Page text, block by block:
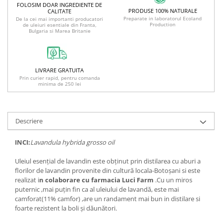
FOLOSIM DOAR INGREDIENTE DE
CALITATE
De la cei mai importanti producatori
de uleiuri esentiale din Franta,
Bulgaria si Marea Britanie
PRODUSE 100% NATURALE
Preparate in laboratorul Ecoland
Production
LIVRARE GRATUITA
Prin curier rapid, pentru comanda
minima de 250 lei
Descriere
INCI:Lavandula hybrida grosso oil
Uleiul esențial de lavandin este obținut prin distilarea cu aburi a
florilor de lavandin provenite din cultură locala-Botoșani si este
realizat in colaborare cu farmacia Luci Farm .Cu un miros
puternic ,mai puțin fin ca al uleiului de lavandă, este mai
camforat(11% camfor) ,are un randament mai bun in distilare si
foarte rezistent la boli și dăunători.